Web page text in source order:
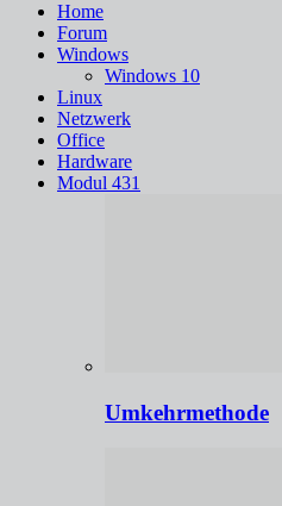
Home
Forum
Windows
Windows 10
Linux
Netzwerk
Office
Hardware
Modul 431
Umkehrmethode